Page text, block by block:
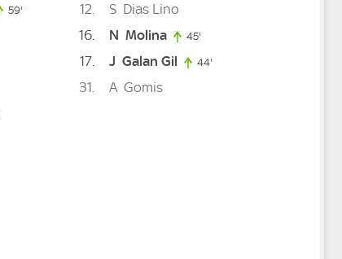
59' 12 S Dias Lino
16
N Molina 45'
17 J Galan Gil 44'
31 A Gomis